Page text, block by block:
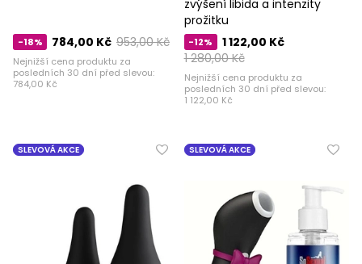
-18% 953,00 Kč
784,00 Kč
Nejnižší cena produktu za
posledních 30 dní před slevou:
784,00 Kč
zvýšení libida a intenzity
prožitku
-12%
1 280,00 Kč
1 122,00 Kč
Nejnižší cena produktu za
posledních 30 dní před slevou:
1 122,00 Kč
SLEVOVÁ AKCE SLEVOVÁ AKCE